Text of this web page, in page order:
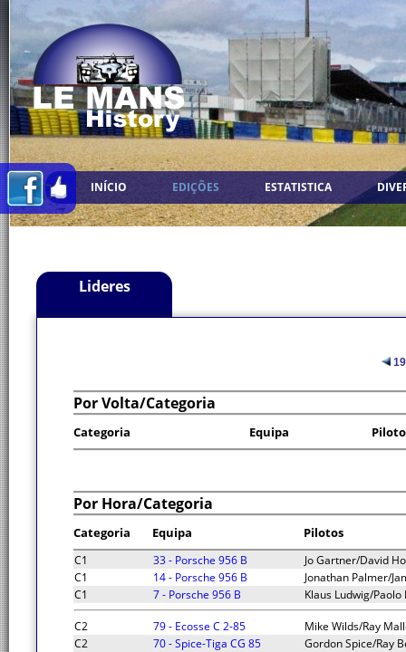
INÍCIO EDIÇÕES ESTATISTICA
Lideres
Por Volta/Categoria
Categoria Equipa
Por Hora/Categoria
Categoria Equipa Pilotos
C1 33 - Porsche 956 B
Jo Gartner/David
C1
14 - Porsche 956 B
Jonathan Palmer/
C1
7 - Porsche 956 B Klaus Ludwig/
C2 79 - Ecosse C 2-85
Mike Wilds/Ray
C2
70 - Spice-Tiga CG 85
Gordon Spice/Ray